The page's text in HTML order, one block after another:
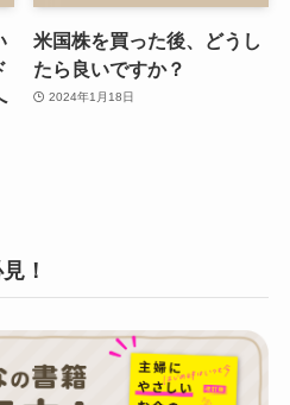
米国株を買った後、どうし
たら良いですか？
2024年1月18日
！